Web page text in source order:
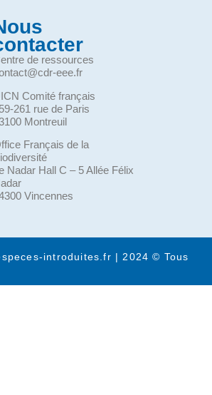
de ressources
eee.fr
Comité français
261 rue de Paris
Montreuil
Français de la
Nadar Hall C – 5 Allée Félix
Vincennes
introduites.fr | 2024 © Tous